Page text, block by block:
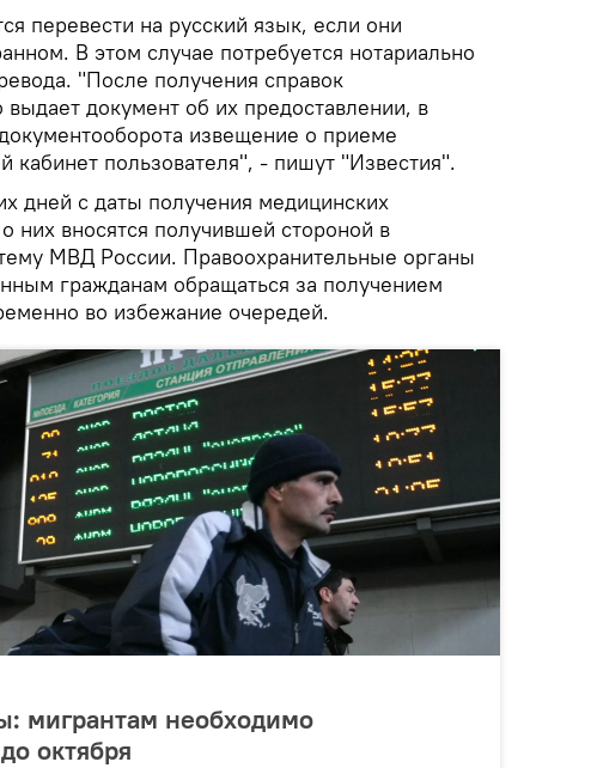
перевести на русский язык, если они
В этом случае потребуется нотариально
"После получения справок
документ об их предоставлении, в
извещение о приеме
кабинет пользователя", - пишут "Известия".
дней с даты получения медицинских
них вносятся получившей стороной в
МВД России. Правоохранительные органы
гражданам обращаться за получением
во избежание очередей.
мигрантам необходимо
октября